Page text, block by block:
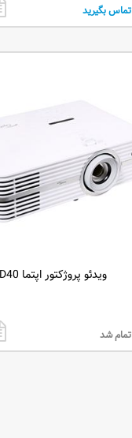
تماس بگیرید
ویدئو پروژکتور اپتما UHD40
تمام شد